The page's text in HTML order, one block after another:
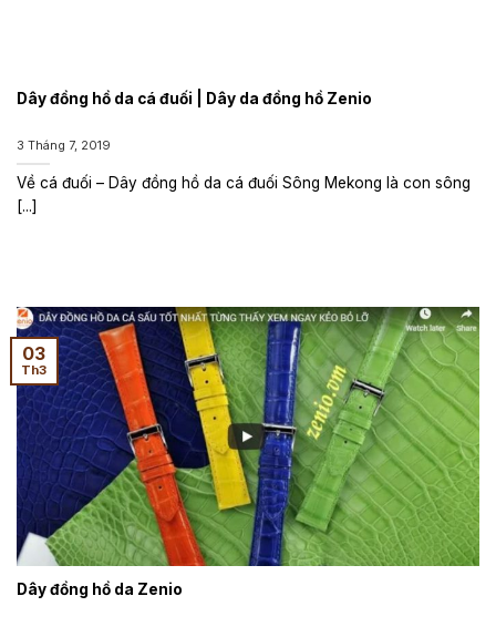
Dây đồng hồ da cá đuối | Dây da đồng hồ Zenio
3 Tháng 7, 2019
Về cá đuối – Dây đồng hồ da cá đuối Sông Mekong là con sông
[...]
Dây đồng hồ da Zenio
03
Th3